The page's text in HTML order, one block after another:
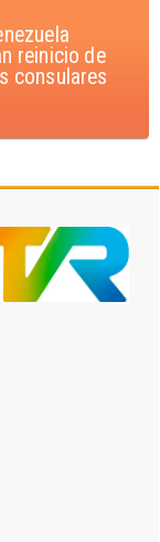
Flores
Campillai